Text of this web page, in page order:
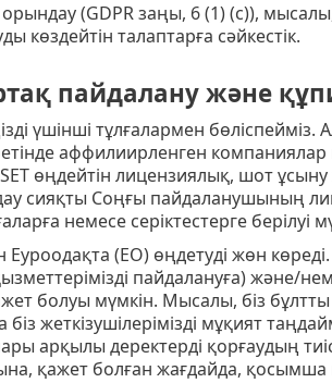
орындау (GDPR заңы, 6 (1) (с)),
көздейтін талаптарға сәйкестік.
пайдалану және
үшінші тұлғалармен
ретінде аффилиирленген
өңдейтін лицензиялық, шот
сияқты Соңғы пайдаланушының
немесе серіктестерге берілуі
Еуроодақта (ЕО) өңдетуді жөн
пайдалануға) және/
болуы мүмкін. Мысалы, біз
жеткізушілерімізді мұқият
арқылы деректерді қорғаудың
қажет болған жағдайда, қосымша